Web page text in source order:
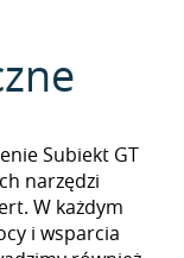
Subiekt GT
narzędzi
W każdym
i wsparcia